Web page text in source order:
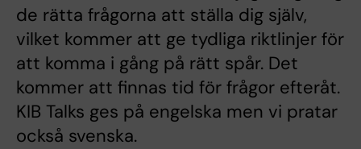
de rätta frågorna att ställa dig själv,
vilket kommer att ge tydliga riktlinjer för
att komma i gång på rätt spår. Det
kommer att finnas tid för frågor efteråt.
KIB Talks ges på engelska men vi pratar
också svenska.